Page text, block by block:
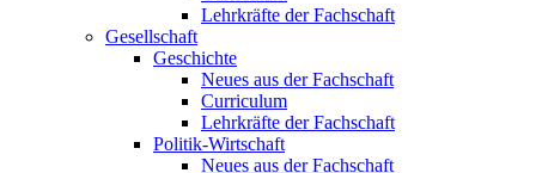
Lehrkräfte der Fachschaft
Gesellschaft
Geschichte
Neues aus der Fachschaft
Curriculum
Lehrkräfte der Fachschaft
Politik-Wirtschaft
Neues aus der Fachschaft